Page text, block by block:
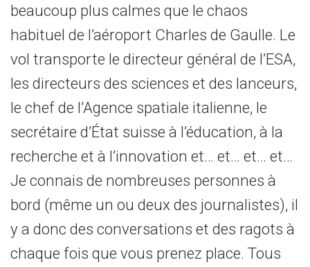
beaucoup plus calmes que le chaos
habituel de l’aéroport Charles de Gaulle. Le
vol transporte le directeur général de l’ESA,
les directeurs des sciences et des lanceurs,
le chef de l’Agence spatiale italienne, le
secrétaire d’État suisse à l’éducation, à la
recherche et à l’innovation et… et… et… et…
Je connais de nombreuses personnes à
bord (même un ou deux des journalistes), il
y a donc des conversations et des ragots à
chaque fois que vous prenez place. Tous